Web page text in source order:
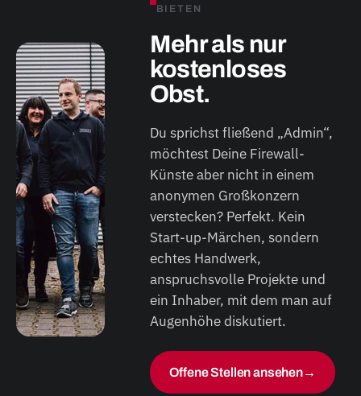
BIETEN
Mehr als nur
kostenloses
Obst.
Du sprichst fließend „Admin“,
möchtest Deine Firewall-
Künste aber nicht in einem
anonymen Großkonzern
verstecken? Perfekt. Kein
Start-up-Märchen, sondern
echtes Handwerk,
anspruchsvolle Projekte und
ein Inhaber, mit dem man auf
Augenhöhe diskutiert.
Offene Stellen ansehen→